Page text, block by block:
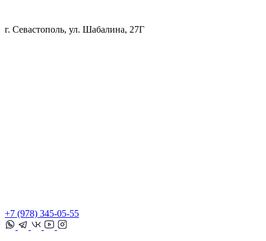
г. Севастополь, ул. Шабалина, 27Г
+7 (978) 345-05-55